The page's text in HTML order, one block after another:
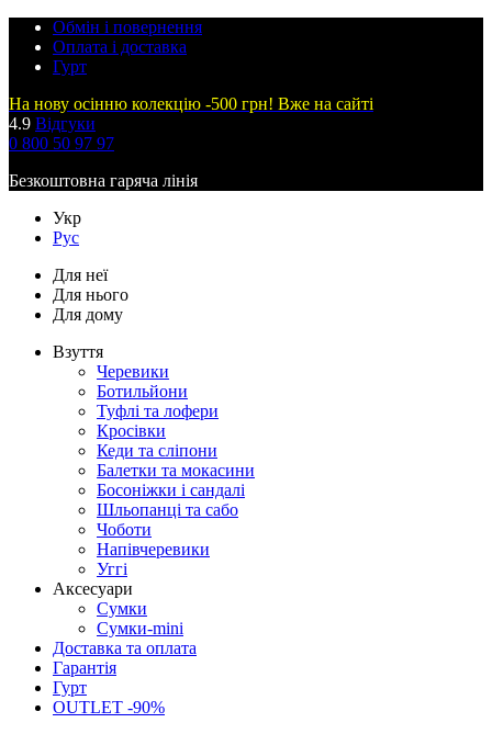
Обмін і повернення
Оплата і доставка
Гурт
На нову осінню колекцію -500 грн! Вже на сайті
4.9 Відгуки
0 800 50 97 97
Безкоштовна гаряча лінія
Укр
Рус
Для неї
Для нього
Для дому
Взуття
Черевики
Ботильйони
Туфлі та лофери
Кросівки
Кеди та сліпони
Балетки та мокасини
Босоніжки і сандалі
Шльопанці та сабо
Чоботи
Напівчеревики
Уггі
Аксесуари
Сумки
Сумки-mini
Доставка та оплата
Гарантія
Гурт
OUTLET -90%